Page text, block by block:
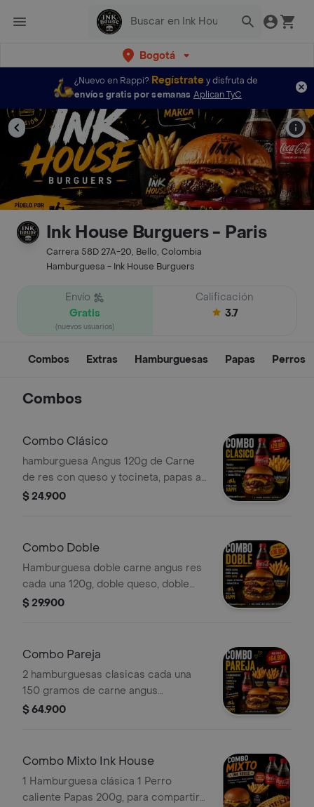
Bogotá
¿Nuevo en Rappi? Regístratey disfruta de
envíos gratis por semanas Aplican TyC
Ink House Burguers - Paris
Carrera 58D 27A-20, Bello, Colombia
Hamburguesa - Ink House Burguers
Envío
Gratis
(nuevos usuarios)
Calificación
3.7
Combos Extras Hamburguesas Papas Perros
Combos
Combo Clásico
hamburguesa Angus 120g de Carne
de res con queso y tocineta, papas a
la francesa y bebida de 250 ml. Coca-
$ 24.900
Combo Doble
Hamburguesa doble carne angus res
cada una 120g, doble queso, doble
tocineta + papas a la francesa 200g+
$ 29.900
Combo Pareja
2 hamburguesas clasicas cada una
150 gramos de carne angus
Tocineta,queso,lechuga,tomate+ 2
$ 64.900
Combo Mixto Ink House
1 Hamburguesa clásica 1 Perro
caliente Papas 200g, para compartir